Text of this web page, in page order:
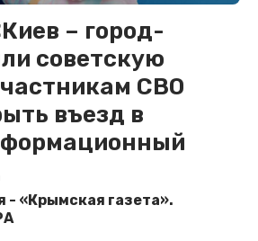
– город-
советскую
СВО
въезд в
- «Крымская газета».